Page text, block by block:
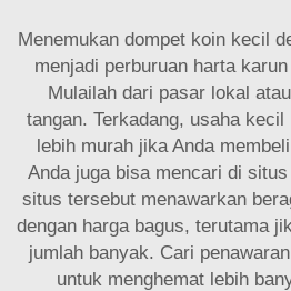
Menemukan dompet koin kecil
menjadi perburuan harta
Mulailah dari pasar lokal
tangan. Terkadang, usaha
lebih murah jika Anda
Anda juga bisa mencari di
situs tersebut menawarkan
dengan harga bagus, terutama
jumlah banyak. Cari
untuk menghemat lebih